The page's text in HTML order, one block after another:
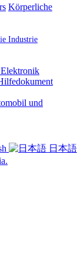
Körperliche
Industrie
und
日本語